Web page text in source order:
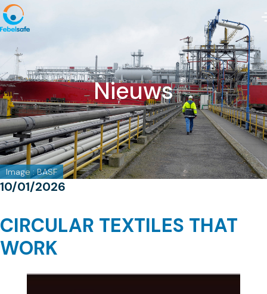
Nieuws
Image : BASF
10/01/2026
CIRCULAR TEXTILES THAT
WORK